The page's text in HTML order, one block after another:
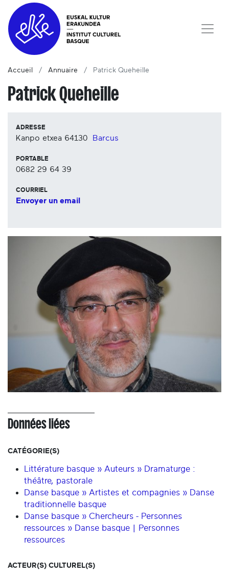
Accueil Annuaire Patrick Queheille
Patrick Queheille
ADRESSE
Kanpo etxea 64130 Barcus
PORTABLE
0682 29 64 39
COURRIEL
Envoyer un email
Données liées
CATÉGORIE(S)
Littérature basque » Auteurs » Dramaturge :
théâtre, pastorale
Danse basque » Artistes et compagnies » Danse
traditionnelle basque
Danse basque » Chercheurs - Personnes
ressources » Danse basque | Personnes
ressources
ACTEUR(S) CULTUREL(S)